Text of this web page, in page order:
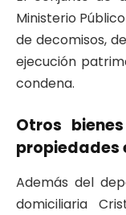
Ministerio
de decomisos,
ejecución
condena.
Otros
propiedades
Además del
domiciliaria